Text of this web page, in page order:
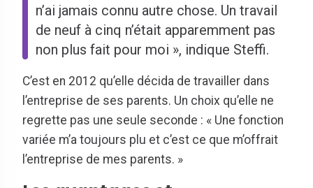
n’ai jamais connu autre chose. Un travail
de neuf à cinq n’était apparemment pas
non plus fait pour moi », indique Steffi.
C’est en 2012 qu’elle décida de travailler dans
l’entreprise de ses parents. Un choix qu’elle ne
regrette pas une seule seconde : « Une fonction
variée m’a toujours plu et c’est ce que m’offrait
l’entreprise de mes parents. »